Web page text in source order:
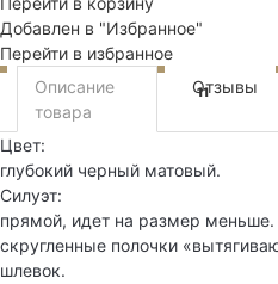
Добавлен в "Избранное"
Перейти в избранное
Описание
товара
Отзывы
11
Цвет:
глубокий черный матовый.
Силуэт:
прямой, идет на размер меньше.
скругленные полочки
шлевок.